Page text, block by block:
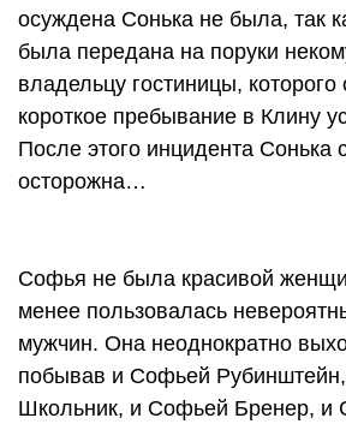
осуждена Сонька не была, так
была передана на поруки
владельцу гостиницы, которого
короткое пребывание в Клину
После этого инцидента Сонька
осторожна…
Софья не была красивой
менее пользовалась
мужчин. Она неоднократно
побывав и Софьей
Школьник, и Софьей Бренер, и